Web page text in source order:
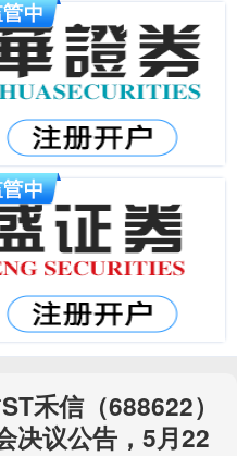
禾信（688622）
决议公告，5月22